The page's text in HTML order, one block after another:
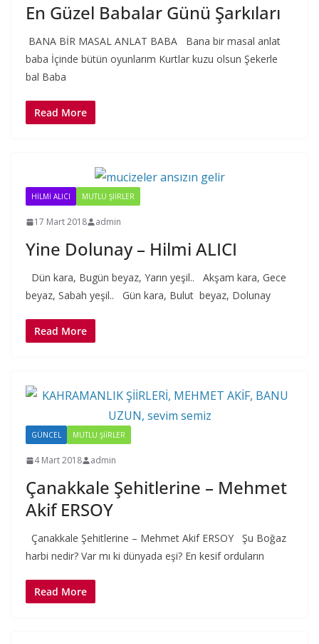
En Güzel Babalar Günü Şarkıları
BANA BİR MASAL ANLAT BABA Bana bir masal anlat
baba İçinde bütün oyunlarım Kurtlar kuzu olsun Şekerle
bal Baba
Read More
HILMI ALICI MUTLU ŞIIRLER
17 Mart 2018 admin
Yine Dolunay – Hilmi ALICI
Dün kara, Bugün beyaz, Yarın yeşil.. Akşam kara, Gece
beyaz, Sabah yeşil.. Gün kara, Bulut beyaz, Dolunay
Read More
GÜNCEL MUTLU ŞIIRLER
4 Mart 2018 admin
Çanakkale Şehitlerine – Mehmet
Akif ERSOY
Çanakkale Şehitlerine – Mehmet Akif ERSOY Şu Boğaz
harbi nedir? Var mı ki dünyada eşi? En kesif orduların
Read More